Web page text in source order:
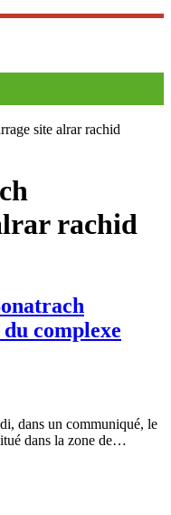
site alrar rachid
rachid
complexe
dans un communiqué, le
dans la zone de…